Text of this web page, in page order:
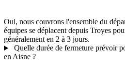
Oui, nous couvrons l'ensemble du
équipes se déplacent depuis Troyes
généralement en 2 à 3 jours.
Quelle durée de fermeture prévoir
en Aisne ?